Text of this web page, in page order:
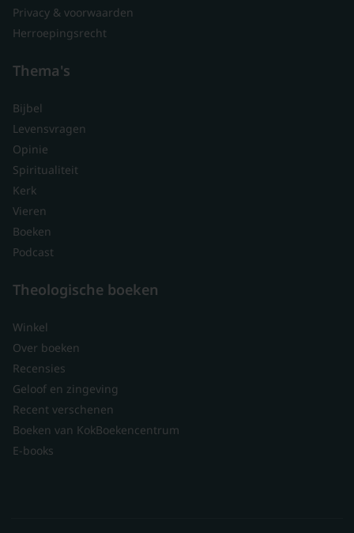
Privacy & voorwaarden
Herroepingsrecht
Thema's
Bijbel
Levensvragen
Opinie
Spiritualiteit
Kerk
Vieren
Boeken
Podcast
Theologische boeken
Winkel
Over boeken
Recensies
Geloof en zingeving
Recent verschenen
Boeken van KokBoekencentrum
E-books